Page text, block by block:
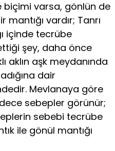
biçimi varsa, gönlün de
vardır; Tanrı
içinde tecrübe
şey, daha önce
aklın aşk meydanında
dair
Mevlanaya göre
sebepler görünür;
sebebi tecrübe
ile gönül mantığı